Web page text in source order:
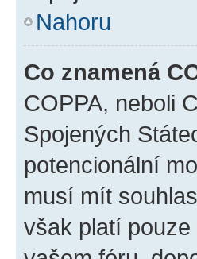
Nahoru
Co znamená
COPPA, neboli
Spojených
potencionální
musí mít
však platí